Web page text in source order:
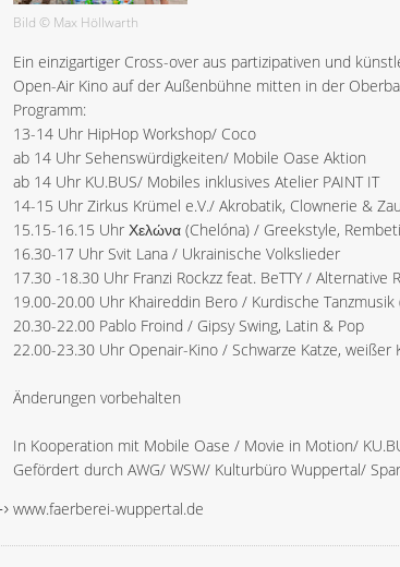
Bild © Max Höllwarth
Ein einzigartiger Cross-over aus partizipativen und
Open-Air Kino auf der Außenbühne mitten in der
Programm:
13-14 Uhr HipHop Workshop/ Coco
ab 14 Uhr Sehenswürdigkeiten/ Mobile Oase Aktion
ab 14 Uhr KU.BUS/ Mobiles inklusives Atelier PAINT IT
14-15 Uhr Zirkus Krümel e.V./ Akrobatik, Clownerie &
15.15-16.15 Uhr Χελώνα (Chelóna) / Greekstyle,
16.30-17 Uhr Svit Lana / Ukrainische Volkslieder
17.30 -18.30 Uhr Franzi Rockzz feat. BeTTY / Alternative
19.00-20.00 Uhr Khaireddin Bero / Kurdische Tanzmusik
20.30-22.00 Pablo Froind / Gipsy Swing, Latin & Pop
22.00-23.30 Uhr Openair-Kino / Schwarze Katze, weißer
Änderungen vorbehalten
In Kooperation mit Mobile Oase / Movie in Motion/
Gefördert durch AWG/ WSW/ Kulturbüro Wuppertal/
www.faerberei-wuppertal.de